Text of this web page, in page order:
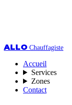
ALLO Chauffagiste
Accueil
Services
Zones
Contact